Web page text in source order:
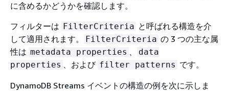
に含めるかどうかを確認します。
フィルターは FilterCriteria と呼ばれる構造を介
して適用されます。
FilterCriteria の 3 つの主な属
性は metadata properties 、
data
properties 、および filter patterns です。
DynamoDB Streams イベントの構造の例を次に示しま